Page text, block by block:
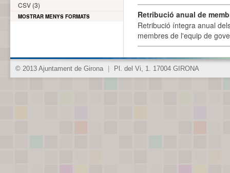
Retribució anual de
Retribució íntegra anual
membres de l'equip de
CSV (3)
MOSTRAR MENYS FORMATS
© 2013 Ajuntament de Girona Pl. del Vi, 1. 17004 GIRONA